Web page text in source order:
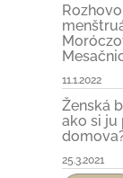
11.1.2022
Ženská
ako si
25.3.2021